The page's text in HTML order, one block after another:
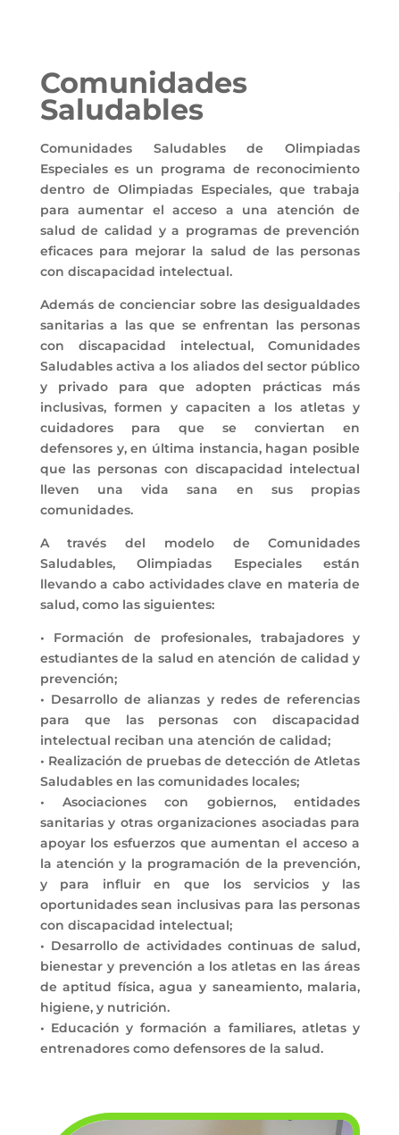
Comunidades
Saludables
Comunidades Saludables de Olimpiadas
Especiales es un programa de reconocimiento
dentro de Olimpiadas Especiales, que trabaja
para aumentar el acceso a una atención de
salud de calidad y a programas de prevención
eficaces para mejorar la salud de las personas
con discapacidad intelectual.
Además de concienciar sobre las desigualdades
sanitarias a las que se enfrentan las personas
con discapacidad intelectual, Comunidades
Saludables activa a los aliados del sector público
y privado para que adopten prácticas más
inclusivas, formen y capaciten a los atletas y
cuidadores para que se conviertan en
defensores y, en última instancia, hagan posible
que las personas con discapacidad intelectual
lleven una vida sana en sus propias
comunidades.
A través del modelo de Comunidades
Saludables, Olimpiadas Especiales están
llevando a cabo actividades clave en materia de
salud, como las siguientes:
• Formación de profesionales, trabajadores y
estudiantes de la salud en atención de calidad y
prevención;
• Desarrollo de alianzas y redes de referencias
para que las personas con discapacidad
intelectual reciban una atención de calidad;
• Realización de pruebas de detección de Atletas
Saludables en las comunidades locales;
• Asociaciones con gobiernos, entidades
sanitarias y otras organizaciones asociadas para
apoyar los esfuerzos que aumentan el acceso a
la atención y la programación de la prevención,
y para influir en que los servicios y las
oportunidades sean inclusivas para las personas
con discapacidad intelectual;
• Desarrollo de actividades continuas de salud,
bienestar y prevención a los atletas en las áreas
de aptitud física, agua y saneamiento, malaria,
higiene, y nutrición.
• Educación y formación a familiares, atletas y
entrenadores como defensores de la salud.